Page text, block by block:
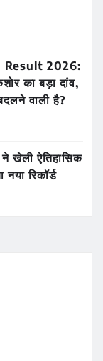
2026:
का बड़ा दांव,
वाली है?
ऐतिहासिक
रिकॉर्ड